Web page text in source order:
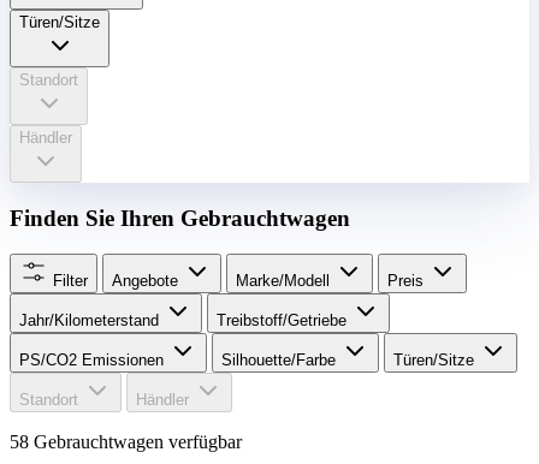
Türen/Sitze
Standort
Händler
Finden Sie Ihren Gebrauchtwagen
Filter Angebote Marke/Modell Preis
Jahr/Kilometerstand Treibstoff/Getriebe
PS/CO2 Emissionen Silhouette/Farbe Türen/Sitze
Standort Händler
58 Gebrauchtwagen verfügbar